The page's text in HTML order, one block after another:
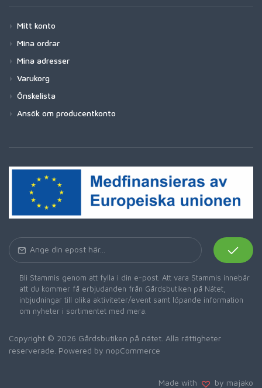
Mitt konto
Mina ordrar
Mina adresser
Varukorg
Önskelista
Ansök om producentkonto
Bli Stammis genom att fylla i din e-post. Att vara Stammis innebär
att du kommer få erbjudanden från Gårdsbutiken på Nätet,
inbjudningar till olika aktiviteter/event samt löpande information
om nyheter i sortimentet med mera.
Copyright © 2026 Gårdsbutiken på nätet. Alla rättigheter
reserverade. Powered by nopCommerce
Made with by majako